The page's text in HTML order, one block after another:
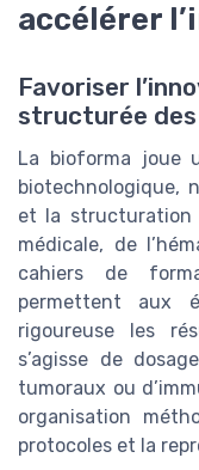
accélérer
Favoriser
structurée des
La bioforma joue
biotechnologique,
et la structuration
médicale, de
cahiers de
permettent aux
rigoureuse les
s’agisse de
tumoraux ou
organisation
protocoles et la